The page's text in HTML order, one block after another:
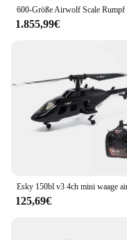
1.855,99€
125,69€